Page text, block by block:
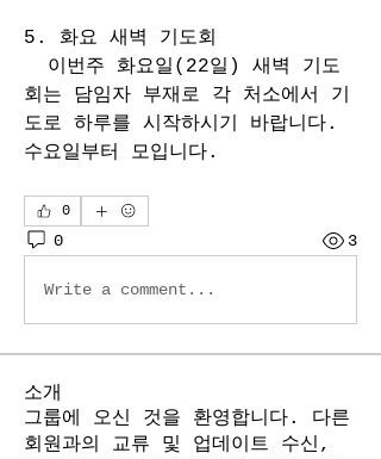
5. 화요 새벽 기도회
이번주 화요일(22일) 새벽 기도
회는 담임자 부재로 각 처소에서 기
도로 하루를 시작하시기 바랍니다.
수요일부터 모입니다.
0
0 3
Write a comment...
소개
그룹에 오신 것을 환영합니다. 다른
회원과의 교류 및 업데이트 수신,